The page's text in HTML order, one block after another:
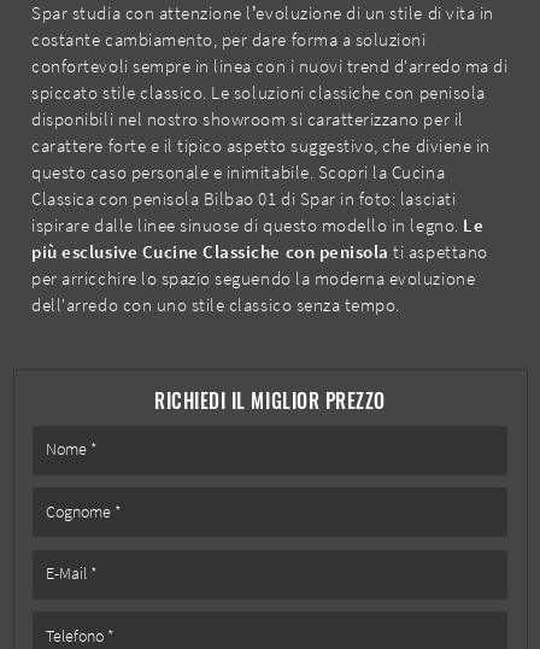
RICHIEDI IL MIGLIOR PREZZO
Spar studia con attenzione l’evoluzione di un stile di vita in
costante cambiamento, per dare forma a soluzioni
confortevoli sempre in linea con i nuovi trend d'arredo ma di
spiccato stile classico. Le soluzioni classiche con penisola
disponibili nel nostro showroom si caratterizzano per il
carattere forte e il tipico aspetto suggestivo, che diviene in
questo caso personale e inimitabile. Scopri la Cucina
Classica con penisola Bilbao 01 di Spar in foto: lasciati
ispirare dalle linee sinuose di questo modello in legno. Le
più esclusive Cucine Classiche con penisola ti aspettano
per arricchire lo spazio seguendo la moderna evoluzione
dell'arredo con uno stile classico senza tempo.